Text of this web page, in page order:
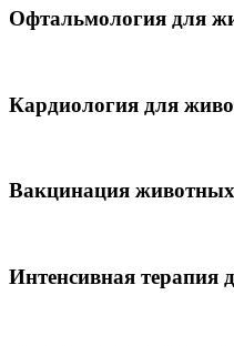
Офтальмология для
Кардиология для
Вакцинация
Интенсивная терапия